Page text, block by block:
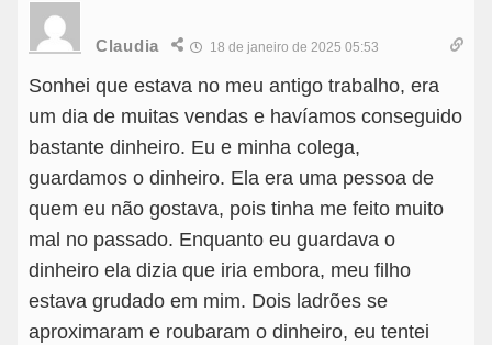
Claudia 18 de janeiro de 2025 05:53
Sonhei que estava no meu antigo trabalho, era
um dia de muitas vendas e havíamos conseguido
bastante dinheiro. Eu e minha colega,
guardamos o dinheiro. Ela era uma pessoa de
quem eu não gostava, pois tinha me feito muito
mal no passado. Enquanto eu guardava o
dinheiro ela dizia que iria embora, meu filho
estava grudado em mim. Dois ladrões se
aproximaram e roubaram o dinheiro, eu tentei